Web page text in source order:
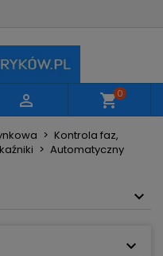
 shopping_cart0
Kontrola faz,
Automatyczny
Utwórz listę życzeń
produkty na
Zaloguj się